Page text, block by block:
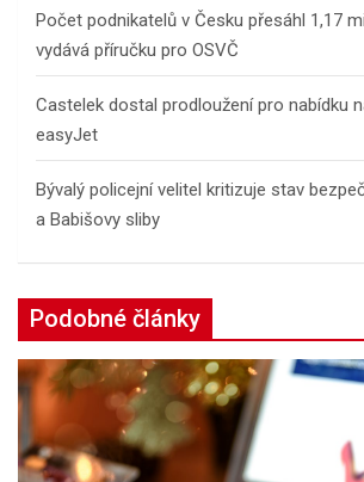
Počet podnikatelů v Česku přesáhl 1,17
vydává příručku pro OSVČ
Castelek dostal prodloužení pro nabídku
easyJet
Bývalý policejní velitel kritizuje stav
a Babišovy sliby
Podobné články